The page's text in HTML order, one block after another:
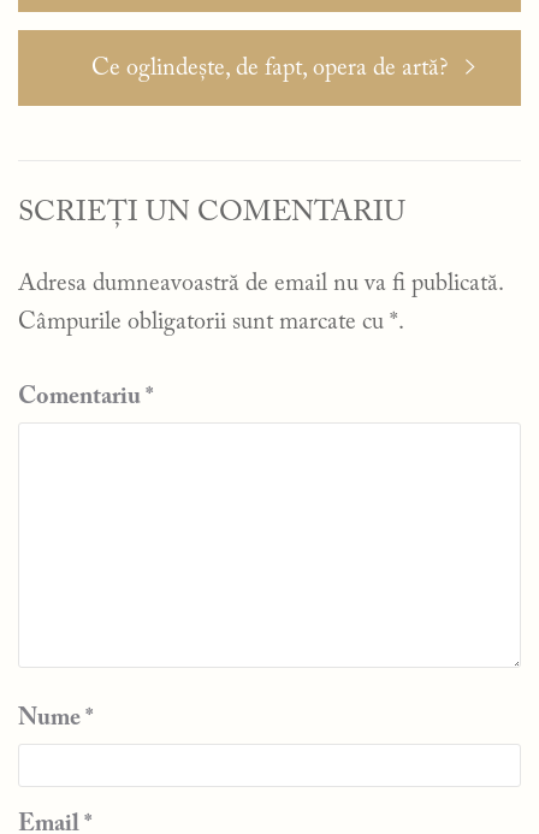
Articolul
următor:
Ce oglindește, de fapt, opera de artă?
SCRIEȚI UN COMENTARIU
Adresa dumneavoastră de email nu va fi publicată.
Câmpurile obligatorii sunt marcate cu *.
Comentariu *
Nume *
Email *